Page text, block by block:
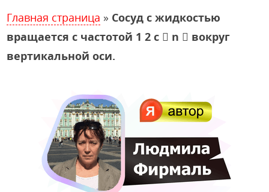
Главная страница » Сосуд с жидкостью
вращается с частотой 1 2 с  n  вокруг
вертикальной оси.